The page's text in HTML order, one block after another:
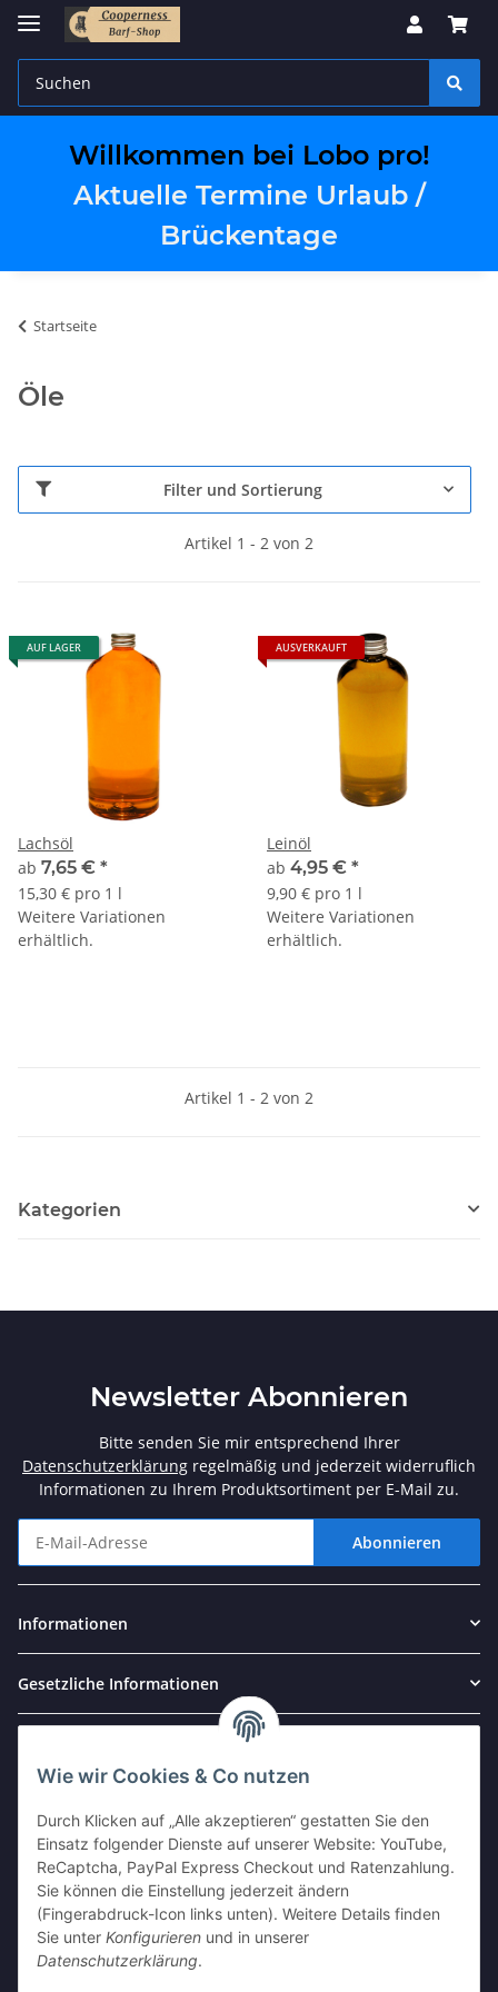
Wie wir Cookies & Co nutzen
Durch Klicken auf „Alle akzeptieren“ gestatten Sie den
Einsatz folgender Dienste auf unserer Website: YouTube,
ReCaptcha, PayPal Express Checkout und Ratenzahlung.
Sie können die Einstellung jederzeit ändern
(Fingerabdruck-Icon links unten). Weitere Details finden
Sie unter Konfigurieren und in unserer
Datenschutzerklärung.
Willkommen bei Lobo pro!
Aktuelle Termine Urlaub /
Brückentage
Startseite
Öle
Filter und Sortierung
Artikel 1 - 2 von 2
AUF LAGER
Lachsöl
ab 7,65 € *
15,30 € pro 1 l
Weitere Variationen
erhältlich.
AUSVERKAUFT
Leinöl
ab 4,95 € *
9,90 € pro 1 l
Weitere Variationen
erhältlich.
Artikel 1 - 2 von 2
Kategorien
Newsletter Abonnieren
Bitte senden Sie mir entsprechend Ihrer
Datenschutzerklärung regelmäßig und jederzeit widerruflich
Informationen zu Ihrem Produktsortiment per E-Mail zu.
Abonnieren
Informationen
Gesetzliche Informationen